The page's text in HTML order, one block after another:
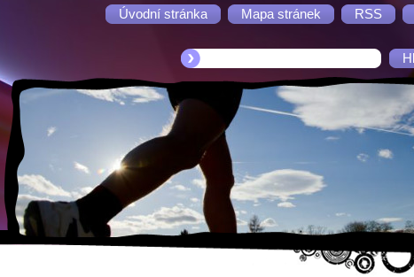
Úvodní stránka Mapa stránek RSS